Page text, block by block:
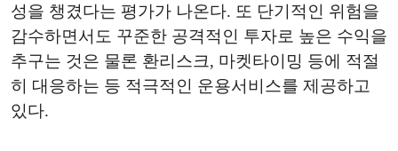
성을 챙겼다는 평가가 나온다. 또 단기적인 위험을
감수하면서도 꾸준한 공격적인 투자로 높은 수익을
추구는 것은 물론 환리스크, 마켓타이밍 등에 적절
히 대응하는 등 적극적인 운용서비스를 제공하고
있다.